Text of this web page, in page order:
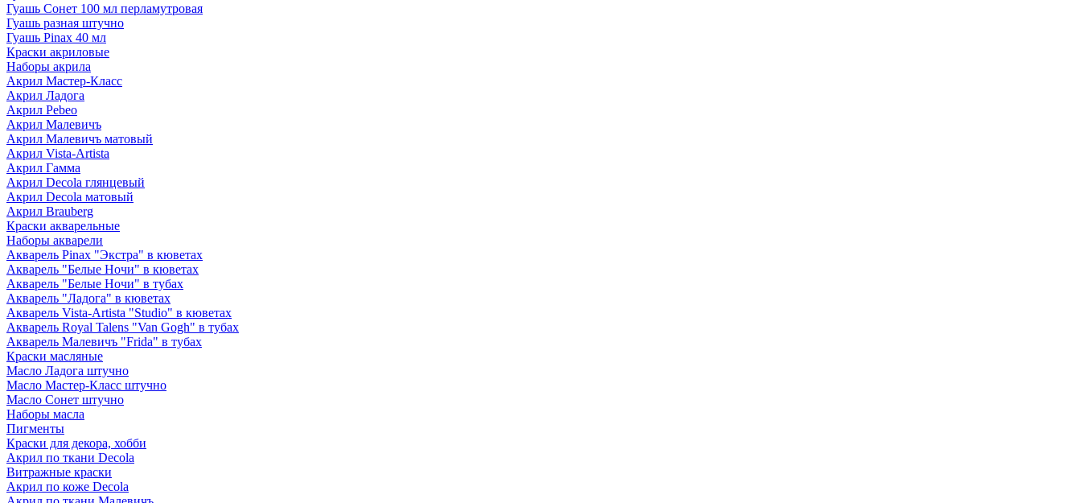
Гуашь Сонет 100 мл перламутровая
Гуашь разная штучно
Гуашь Pinax 40 мл
Краски акриловые
Наборы акрила
Акрил Мастер-Класс
Акрил Ладога
Акрил Pebeo
Акрил Малевичъ
Акрил Малевичъ матовый
Акрил Vista-Artista
Акрил Гамма
Акрил Decola глянцевый
Акрил Decola матовый
Акрил Brauberg
Краски акварельные
Наборы акварели
Акварель Pinax "Экстра" в кюветах
Акварель "Белые Ночи" в кюветах
Акварель "Белые Ночи" в тубах
Акварель "Ладога" в кюветах
Акварель Vista-Artista "Studio" в кюветах
Акварель Royal Talens "Van Gogh" в тубах
Акварель Малевичъ "Frida" в тубах
Краски масляные
Масло Ладога штучно
Масло Мастер-Класс штучно
Масло Сонет штучно
Наборы масла
Пигменты
Краски для декора, хобби
Акрил по ткани Decola
Витражные краски
Акрил по коже Decola